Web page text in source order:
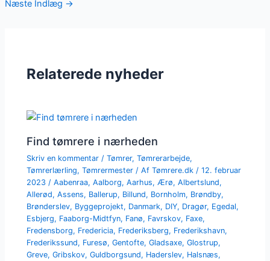
Næste Indlæg →
Relaterede nyheder
Find tømrere i nærheden
Skriv en kommentar /Tømrer,Tømrerarbejde,
Tømrerlærling,Tømrermester / AfTømrere.dk /12. februar
2023 /Aabenraa,Aalborg,Aarhus, Ærø,Albertslund,
Allerød,Assens, Ballerup, Billund, Bornholm, Brøndby,
Brønderslev, Byggeprojekt, Danmark, DIY, Dragør, Egedal,
Esbjerg, Faaborg-Midtfyn, Fanø, Favrskov, Faxe,
Fredensborg, Fredericia, Frederiksberg, Frederikshavn,
Frederikssund, Furesø,Gentofte,Gladsaxe,Glostrup,
Greve,Gribskov,Guldborgsund, Haderslev, Halsnæs,